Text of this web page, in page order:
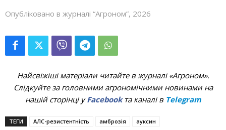
Опубліковано в журналі “Агроном”, 2026
Найсвіжіші матеріали читайте в журналі «Агроном».
Слідкуйте за головними агрономічними новинами на
нашій сторінці уFacebookта каналі в Telegram
ТЕГИ АЛС-­резистентність амброзія
ауксин